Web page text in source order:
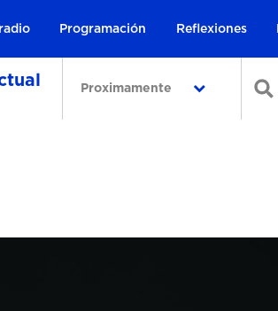
Programación Reflexiones
Proximamente